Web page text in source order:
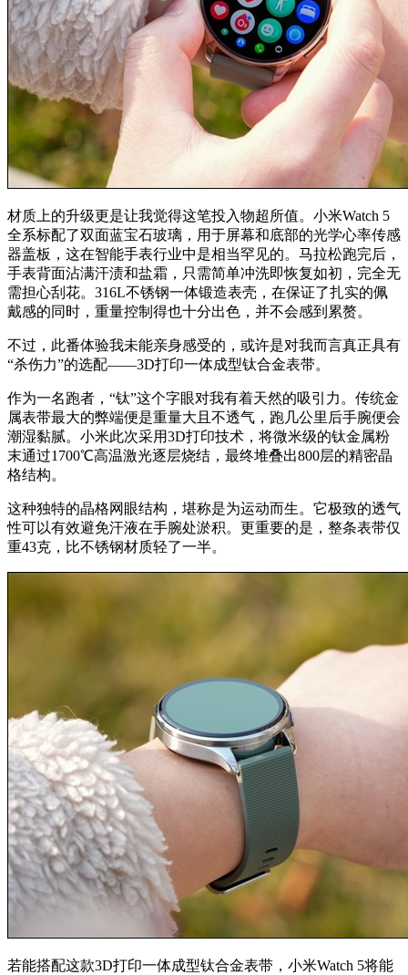
材质上的升级更是让我觉得这笔投入物超所值。小米Watch 5
全系标配了双面蓝宝石玻璃，用于屏幕和底部的光学心率传感
器盖板，这在智能手表行业中是相当罕见的。马拉松跑完后，
手表背面沾满汗渍和盐霜，只需简单冲洗即恢复如初，完全无
需担心刮花。316L不锈钢一体锻造表壳，在保证了扎实的佩
戴感的同时，重量控制得也十分出色，并不会感到累赘。
不过，此番体验我未能亲身感受的，或许是对我而言真正具有
“杀伤力”的选配——3D打印一体成型钛合金表带。
作为一名跑者，“钛”这个字眼对我有着天然的吸引力。传统金
属表带最大的弊端便是重量大且不透气，跑几公里后手腕便会
潮湿黏腻。小米此次采用3D打印技术，将微米级的钛金属粉
末通过1700℃高温激光逐层烧结，最终堆叠出800层的精密晶
格结构。
这种独特的晶格网眼结构，堪称是为运动而生。它极致的透气
性可以有效避免汗液在手腕处淤积。更重要的是，整条表带仅
重43克，比不锈钢材质轻了一半。
若能搭配这款3D打印一体成型钛合金表带，小米Watch 5将能